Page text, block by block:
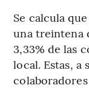
Se calcula
una treintena
3,33% de las
local. Estas, a